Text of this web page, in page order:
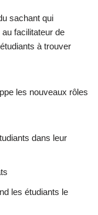
sachant qui
facilitateur de
à trouver
les nouveaux rôles
dans leur
les étudiants le